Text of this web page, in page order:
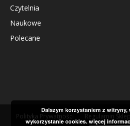
Czytelnia
Naukowe
Polecane
Polityka Prywatności Regulamin
Dalszym korzystaniem z witryny,
wykorzystanie cookies.więcej